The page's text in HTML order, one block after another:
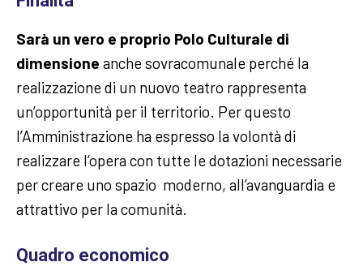
Sarà un vero e proprio Polo Culturale di
dimensione anche sovracomunale perché la
realizzazione di un nuovo teatro rappresenta
un’opportunità per il territorio. Per questo
l’Amministrazione ha espresso la volontà di
realizzare l’opera con tutte le dotazioni necessarie
per creare uno spazio moderno, all’avanguardia e
attrattivo per la comunità.
Quadro economico